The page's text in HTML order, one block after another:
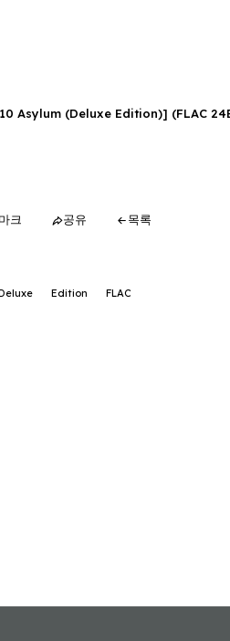
Asylum (Deluxe Edition)] (FLAC
크 공유 목록
Edition FLAC